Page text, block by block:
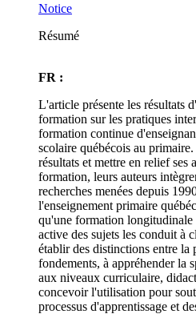
Notice
Résumé
FR :
L'article présente les résultats
formation sur les pratiques
formation continue
scolaire québécois au
résultats et mettre en relief ses
formation, leurs auteurs
recherches menées depuis
l'enseignement primaire
qu'une formation
active des sujets les conduit à
établir des distinctions entre la
fondements, à appréhender la
aux niveaux curriculaire,
concevoir l'utilisation pour
processus d'apprentissage et